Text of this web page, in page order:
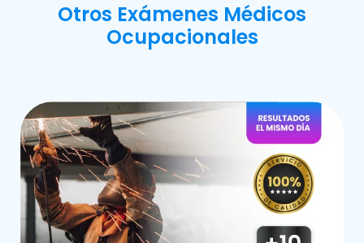
Otros Exámenes Médicos
Ocupacionales